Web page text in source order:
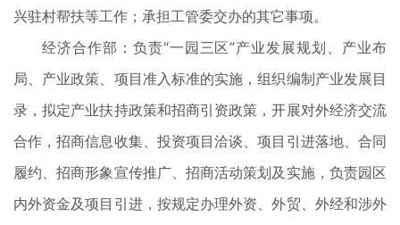
兴驻村帮扶等工作；承担工管委交办的其它事项。
经济合作部：负责“一园三区”产业发展规划、产业布
局、产业政策、项目准入标准的实施，组织编制产业发展目
录，拟定产业扶持政策和招商引资政策，开展对外经济交流
合作，招商信息收集、投资项目洽谈、项目引进落地、合同
履约、招商形象宣传推广、招商活动策划及实施，负责园区
内外资金及项目引进，按规定办理外资、外贸、外经和涉外